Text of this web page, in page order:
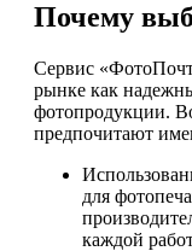
Почему
Сервис
рынке как
фотопродукции.
предпочитают
для
каждой